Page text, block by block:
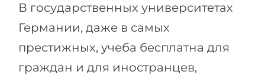
В государственных университетах
Германии, даже в самых
престижных, учеба бесплатна для
граждан и для иностранцев,